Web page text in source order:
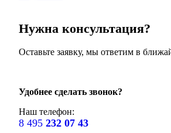
Нужна консультация?
Оставьте заявку, мы ответим в
Удобнее сделать звонок?
Наш телефон:
8 495 232 07 43